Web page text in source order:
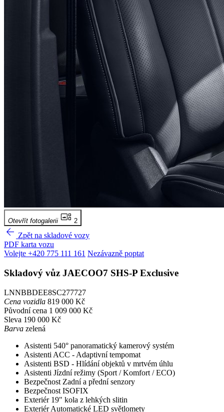
Otevřít fotogalerii gallery_thumbnail 2
arrow_back Zpět na skladové vozy
PDF karta vozu
Volejte +420 775 111 161 Nezávazně poptat
Skladový vůz JAECOO7 SHS-P Exclusive
LNNBBDEE8SC277727
Cena vozidla 819 000 Kč
Původní cena 1 009 000 Kč
Sleva 190 000 Kč
Barva zelená
Asistenti 540° panoramatický kamerový systém
Asistenti ACC - Adaptivní tempomat
Asistenti BSD - Hlídání objektů v mrtvém úhlu
Asistenti Jízdní režimy (Sport / Komfort / ECO)
Bezpečnost Zadní a přední senzory
Bezpečnost ISOFIX
Exteriér19" kola z lehkých slitin
ExteriérAutomatické LED světlomety